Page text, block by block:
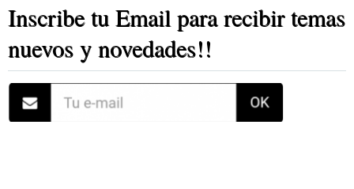
Inscribe tu Email para recibir temas
nuevos y novedades!!